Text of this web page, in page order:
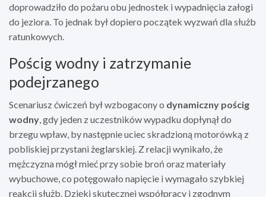
doprowadziło do pożaru obu jednostek i wypadnięcia załogi
do jeziora. To jednak był dopiero początek wyzwań dla służb
ratunkowych.
Pościg wodny i zatrzymanie
podejrzanego
Scenariusz ćwiczeń był wzbogacony o dynamiczny pościg
wodny , gdy jeden z uczestników wypadku dopłynął do
brzegu wpław, by następnie uciec skradzioną motorówką z
pobliskiej przystani żeglarskiej. Z relacji wynikało, że
mężczyzna mógł mieć przy sobie broń oraz materiały
wybuchowe, co potęgowało napięcie i wymagało szybkiej
reakcji służb. Dzięki skutecznej współpracy i zgodnym